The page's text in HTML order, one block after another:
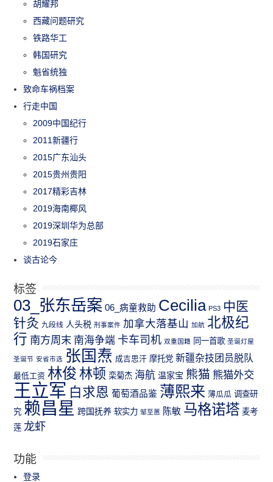
胡耀邦
西藏问题研究
铁路华工
韩国研究
魁省统独
致命车祸档案
行走中国
2009中国纪行
2011新疆行
2015广东汕头
2015贵州贵阳
2017精彩吉林
2019海南椰风
2019深圳华为总部
2019石家庄
谈古论今
标签
03_张东岳案 06_病童救助 Cecilia PS3 中医
针灸 九段线 人头税 刑事案件 加拿大落基山 加航 北极纪
行 南方周末 南海争端 卡车司机 双重国籍 同一首歌 圣诞灯屋
圣诞节 安省市选 张国焘 成吉思汗 摩托党 新疆杂技团员脱队
最低工资 林俊 林顿 栾菊杰 海航 温家宝 熊猫 熊猫外交
王立军 白求恩 葡萄酒品鉴 薄熙来 薄瓜瓜 调查研
究 赖昌星 跨国抚养 软实力 邹至蕙 陈敏 马格诺塔 麦考
莲 龙虾
功能
登录